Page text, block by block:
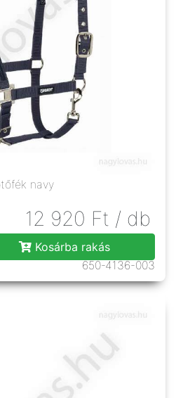
navy
12 920 Ft / db
Kosárba rakás
650-4136-003